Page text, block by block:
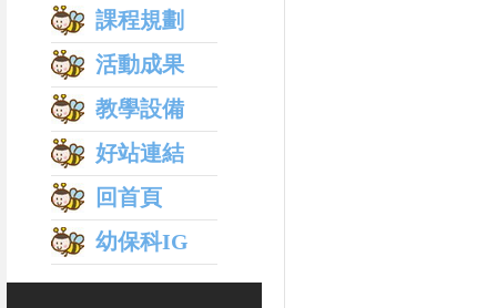
課程規劃
活動成果
教學設備
好站連結
回首頁
幼保科IG